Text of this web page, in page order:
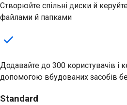
Створюйте спільні диски й
файлами й папками
Додавайте до 300 користувачів і
допомогою вбудованих засобів
Standard